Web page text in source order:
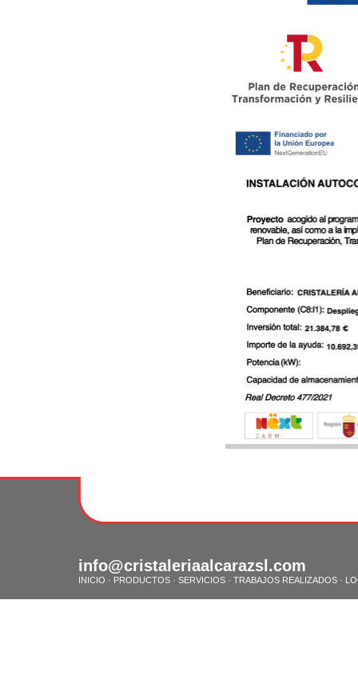
info@cristaleriaalcarazsl.com
INICIO · PRODUCTOS · SERVICIOS · TRABAJOS REALIZADOS ·